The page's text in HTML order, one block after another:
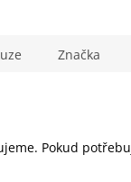
Značka
Pokud